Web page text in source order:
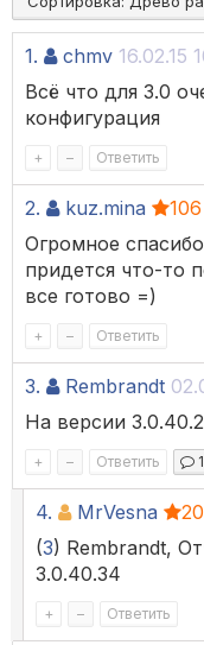
1. chmv 16.02.15
Всё что для 3.0
конфигурация
+ – Ответить
2. kuz.mina 106
Огромное
придется что-то
все готово =)
+ – Ответить
3. Rembrandt
На версии
+ – Ответить 1
4. MrVesna 20
(3) Rembrandt,
3.0.40.34
+ – Ответить